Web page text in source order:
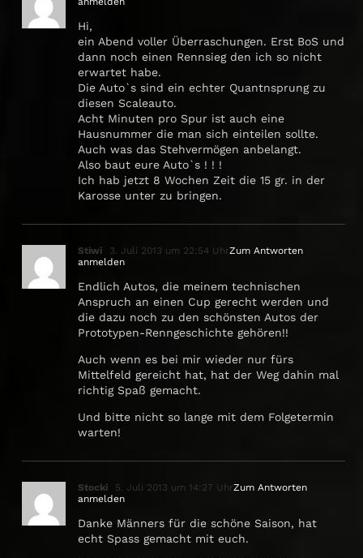
Hi,
ein Abend voller Überraschungen. Erst BoS und
dann noch einen Rennsieg den ich so nicht
erwartet habe.
Die Auto`s sind ein echter Quantnsprung zu
diesen Scaleauto.
Acht Minuten pro Spur ist auch eine
Hausnummer die man sich einteilen sollte.
Auch was das Stehvermögen anbelangt.
Also baut eure Auto`s ! ! !
Ich hab jetzt 8 Wochen Zeit die 15 gr. in der
Karosse unter zu bringen.
Stiwi 3. Juli 2013 um 22:54 UhrZum Antworten
anmelden
Endlich Autos, die meinem technischen
Anspruch an einen Cup gerecht werden und
die dazu noch zu den schönsten Autos der
Prototypen-Renngeschichte gehören!!
Auch wenn es bei mir wieder nur fürs
Mittelfeld gereicht hat, hat der Weg dahin mal
richtig Spaß gemacht.
Und bitte nicht so lange mit dem Folgetermin
warten!
Stocki 5. Juli 2013 um 14:27 UhrZum Antworten
anmelden
Danke Männers für die schöne Saison, hat
echt Spass gemacht mit euch.